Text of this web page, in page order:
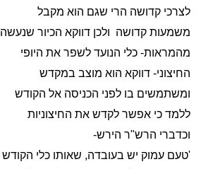
לצרכי קדושה הרי שגם הוא מקבל
משמעות קדושה ולכן דווקא הכיור שנעשה
מהמראות- כלי הנועד לשפר את היופי
החיצוני- דווקא הוא מוצב במקדש
ומשתמשים בו לפני הכניסה אל הקודש
ללמד כי אפשר לקדש את החיצוניות
וכדברי הרש"ר הירש-
'טעם עמוק יש בעובדה, שאותו כלי הקודש